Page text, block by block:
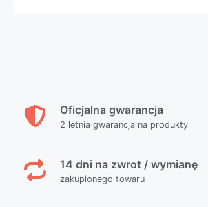
Oficjalna gwarancja
2 letnia gwarancja na produkty
14 dni na zwrot / wymianę
zakupionego towaru